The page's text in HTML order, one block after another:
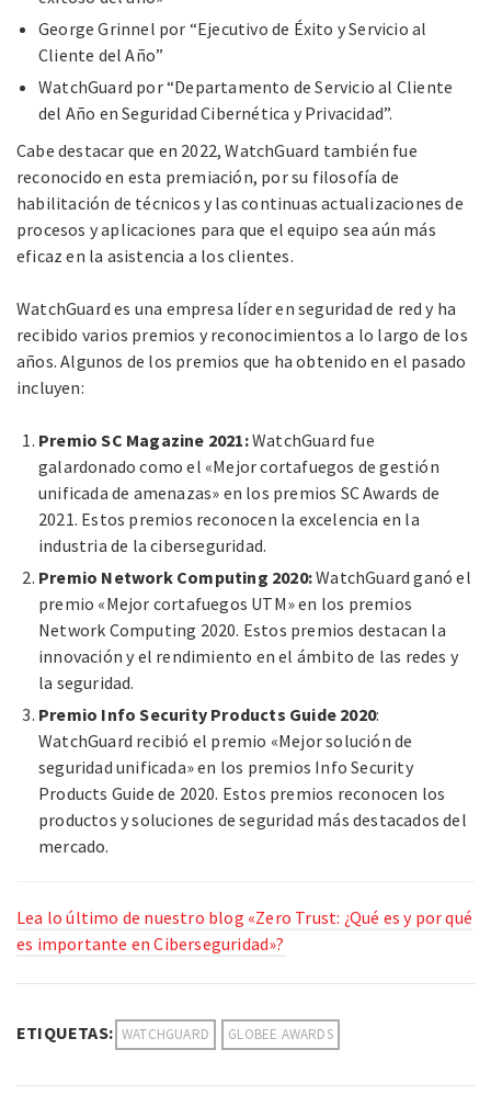
George Grinnel por “Ejecutivo de Éxito y Servicio al
Cliente del Año”
WatchGuard por “Departamento de Servicio al Cliente
del Año en Seguridad Cibernética y Privacidad”.
Cabe destacar que en 2022, WatchGuard también fue
reconocido en esta premiación, por su filosofía de
habilitación de técnicos y las continuas actualizaciones de
procesos y aplicaciones para que el equipo sea aún más
eficaz en la asistencia a los clientes.
WatchGuard es una empresa líder en seguridad de red y ha
recibido varios premios y reconocimientos a lo largo de los
años. Algunos de los premios que ha obtenido en el pasado
incluyen:
Premio SC Magazine 2021:WatchGuard fue
galardonado como el «Mejor cortafuegos de gestión
unificada de amenazas» en los premios SC Awards de
2021. Estos premios reconocen la excelencia en la
industria de la ciberseguridad.
Premio Network Computing 2020:WatchGuard ganó el
premio «Mejor cortafuegos UTM» en los premios
Network Computing 2020. Estos premios destacan la
innovación y el rendimiento en el ámbito de las redes y
la seguridad.
Premio Info Security Products Guide 2020:
WatchGuard recibió el premio «Mejor solución de
seguridad unificada» en los premios Info Security
Products Guide de 2020. Estos premios reconocen los
productos y soluciones de seguridad más destacados del
mercado.
Lea lo último de nuestro blog «Zero Trust: ¿Qué es y por qué
es importante en Ciberseguridad»?
ETIQUETAS: WATCHGUARD GLOBEE AWARDS